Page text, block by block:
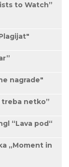
to Watch”
nagrade"
treba netko”
“Lava pod“
„Moment in